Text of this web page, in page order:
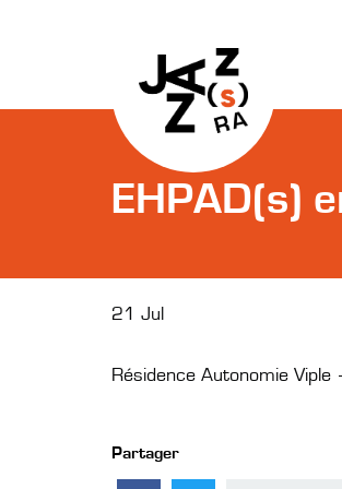
EHPAD(s)
21 Jul
Résidence Autonomie
Partager